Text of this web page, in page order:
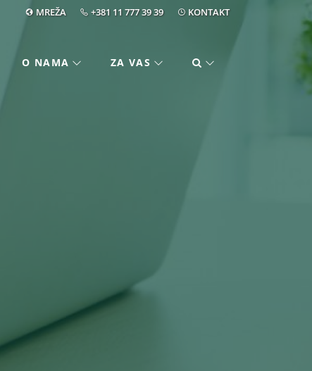
MREŽA +381 11 777 39 39 KONTAKT
O NAMA ZA VAS